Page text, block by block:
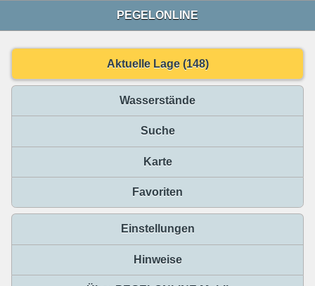
PEGELONLINE
Aktuelle Lage (148)
Wasserstände
Suche
Karte
Favoriten
Einstellungen
Hinweise